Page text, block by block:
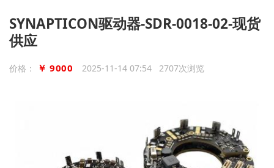
SYNAPTICON驱动器-SDR-0018-02-现货
供应
价格： ￥ 9000 2025-11-14 07:54 2707次浏览